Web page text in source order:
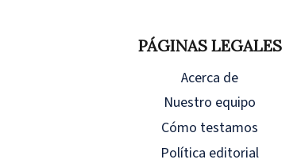
PÁGINAS LEGALES
Acerca de
Nuestro equipo
Cómo testamos
Política editorial